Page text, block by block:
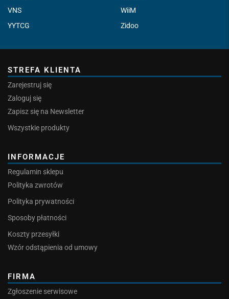
VNS
WiiM
YYTCG
Zidoo
STREFA KLIENTA
Zarejestruj się
Zaloguj się
Zapisz się na Newsletter
Wszystkie produkty
INFORMACJE
Regulamin sklepu
Polityka zwrotów
Polityka prywatności
Sposoby płatności
Koszty przesyłki
Wzór odstąpienia od umowy
FIRMA
Zgłoszenie serwisowe